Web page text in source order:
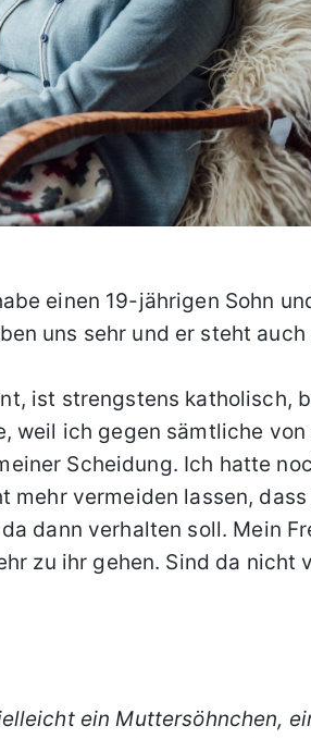
einen 19-jährigen Sohn
uns sehr und er steht auch
ist strengstens katholisch,
weil ich gegen sämtliche von
Scheidung. Ich hatte
mehr vermeiden lassen,
dann verhalten soll. Mein
zu ihr gehen. Sind da nicht
ein Muttersöhnchen,